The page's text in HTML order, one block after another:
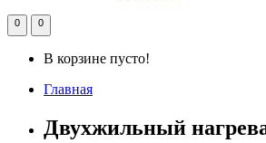
0 0
В корзине пусто!
Главная
Двухжильный